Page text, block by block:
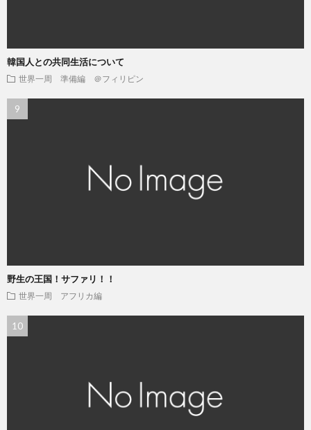
韓国人との共同生活について
世界一周 準備編 ＠フィリピン
野生の王国！サファリ！！
世界一周 アフリカ編